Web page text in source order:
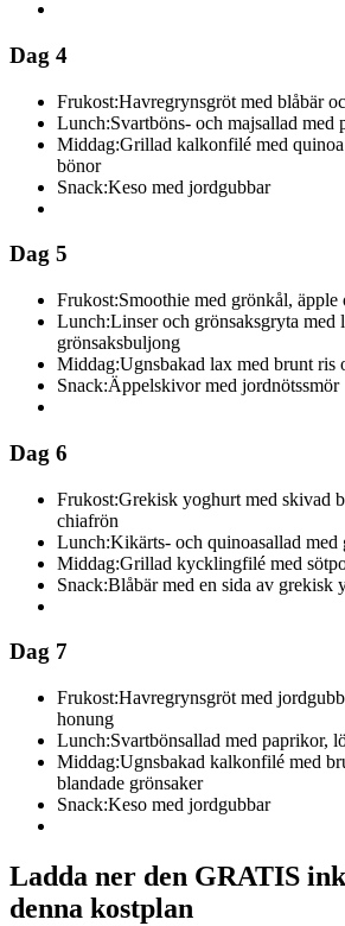
Dag 4
Frukost:Havregrynsgröt med blåbär
Lunch:Svartböns- och majsallad med
Middag:Grillad kalkonfilé med quinoa
bönor
Snack:Keso med jordgubbar
Dag 5
Frukost:Smoothie med grönkål,
Lunch:Linser och grönsaksgryta med
grönsaksbuljong
Middag:Ugnsbakad lax med brunt ris
Snack:Äppelskivor med jordnötssmör
Dag 6
Frukost:Grekisk yoghurt med skivad
chiafrön
Lunch:Kikärts- och quinoasallad med
Middag:Grillad kycklingfilé med
Snack:Blåbär med en sida av grekisk
Dag 7
Frukost:Havregrynsgröt med
honung
Lunch:Svartbönsallad med paprikor,
Middag:Ugnsbakad kalkonfilé med
blandade grönsaker
Snack:Keso med jordgubbar
Ladda ner den GRATIS
denna kostplan